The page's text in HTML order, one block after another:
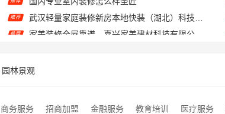
推荐
推荐 家美装修全屋靠谱，嘉兴家美建材科技有限公司服务放心
推荐
推荐
园林景观
商务服务 招商加盟 金融服务 教育培训 医疗服务